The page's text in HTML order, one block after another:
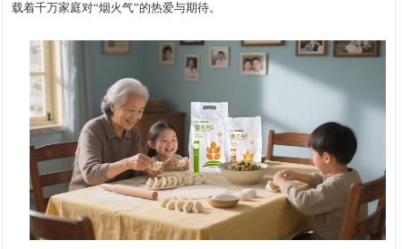
载着千万家庭对“烟火气”的热爱与期待。